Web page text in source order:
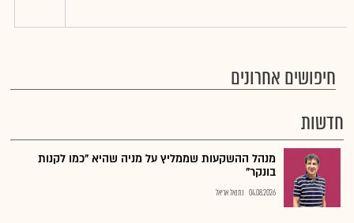
חיפושים אחרונים
חדשות
מנהל ההשקעות שממליץ על מניה שהיא "כמו לקנות
בונקר"
04.08.2026 נתנאל אריאל